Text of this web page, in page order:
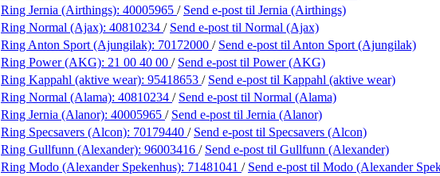
Ring Jernia (Airthings): 40005965 / Send e-post til Jernia (Airthings)
Ring Normal (Ajax): 40810234 / Send e-post til Normal (Ajax)
Ring Anton Sport (Ajungilak): 70172000 / Send e-post til Anton Sport (Ajungilak)
Ring Power (AKG): 21 00 40 00 / Send e-post til Power (AKG)
Ring Kappahl (aktive wear): 95418653 / Send e-post til Kappahl (aktive wear)
Ring Normal (Alama): 40810234 / Send e-post til Normal (Alama)
Ring Jernia (Alanor): 40005965 / Send e-post til Jernia (Alanor)
Ring Specsavers (Alcon): 70179440 / Send e-post til Specsavers (Alcon)
Ring Gullfunn (Alexander): 96003416 / Send e-post til Gullfunn (Alexander)
Ring Modo (Alexander Spekenhus): 71481041 / Send e-post til Modo (Alexander